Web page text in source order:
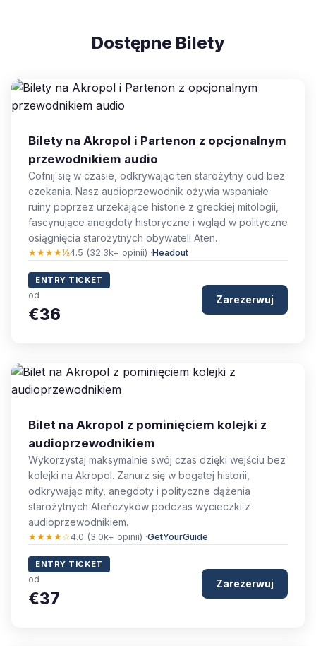
Dostępne Bilety
Bilety na Akropol i Partenon z opcjonalnym
przewodnikiem audio
Cofnij się w czasie, odkrywając ten starożytny cud bez
czekania. Nasz audioprzewodnik ożywia wspaniałe
ruiny poprzez urzekające historie z greckiej mitologii,
fascynujące anegdoty historyczne i wgląd w polityczne
osiągnięcia starożytnych obywateli Aten.
★★★★½4.5 (32.3k+ opinii) ·Headout
ENTRY TICKET
od
€36
Zarezerwuj
Bilet na Akropol z pominięciem kolejki z
audioprzewodnikiem
Wykorzystaj maksymalnie swój czas dzięki wejściu bez
kolejki na Akropol. Zanurz się w bogatej historii,
odkrywając mity, anegdoty i polityczne dążenia
starożytnych Ateńczyków podczas wycieczki z
audioprzewodnikiem.
★★★★☆4.0 (3.0k+ opinii) ·GetYourGuide
ENTRY TICKET
od
€37
Zarezerwuj